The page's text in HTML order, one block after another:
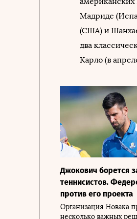
Мадриде
(США) и
два
Карло (в
Джокович борется
теннисистов.
против его проекта
Организация Новака
несколько важных